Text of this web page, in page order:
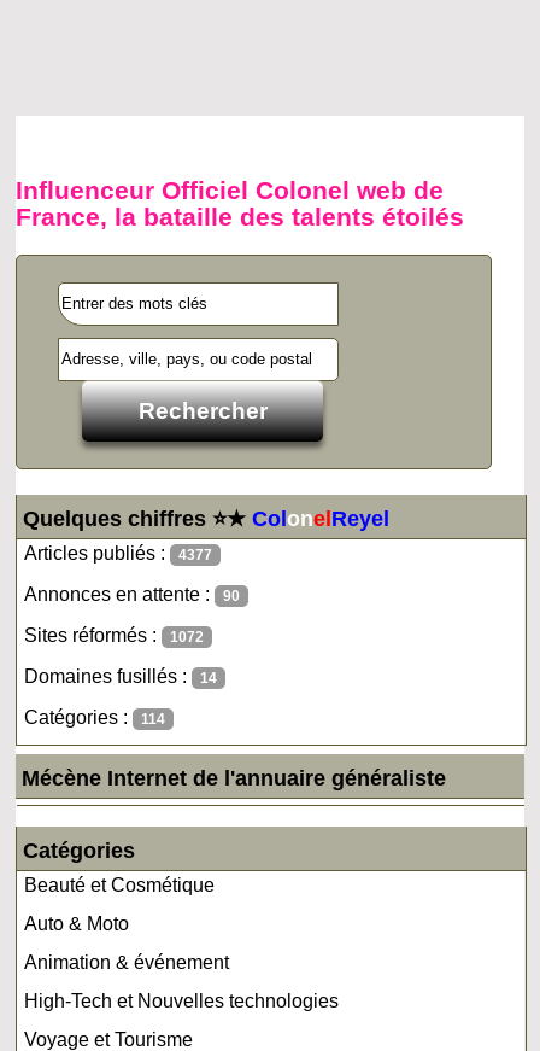
Influenceur Officiel Colonel web de
France, la bataille des talents étoilés
Quelques chiffres ⭐★ColonelReyel
Articles publiés : 4377
Annonces en attente : 90
Sites réformés : 1072
Domaines fusillés : 14
Catégories : 114
Mécène Internet de l'annuaire généraliste
Catégories
Beauté et Cosmétique
Auto & Moto
Animation & événement
High-Tech et Nouvelles technologies
Voyage et Tourisme